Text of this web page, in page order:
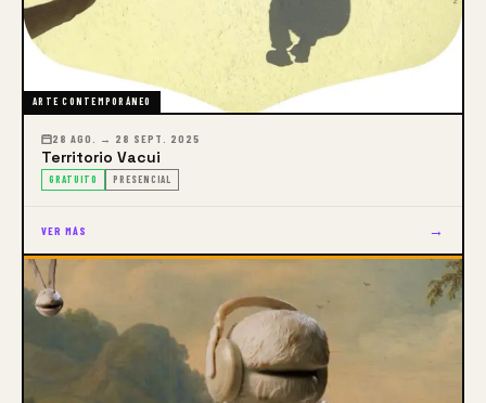
ARTE CONTEMPORÁNEO
28 AGO. → 28 SEPT. 2025
Territorio Vacui
GRATUITO PRESENCIAL
VER MÁS →